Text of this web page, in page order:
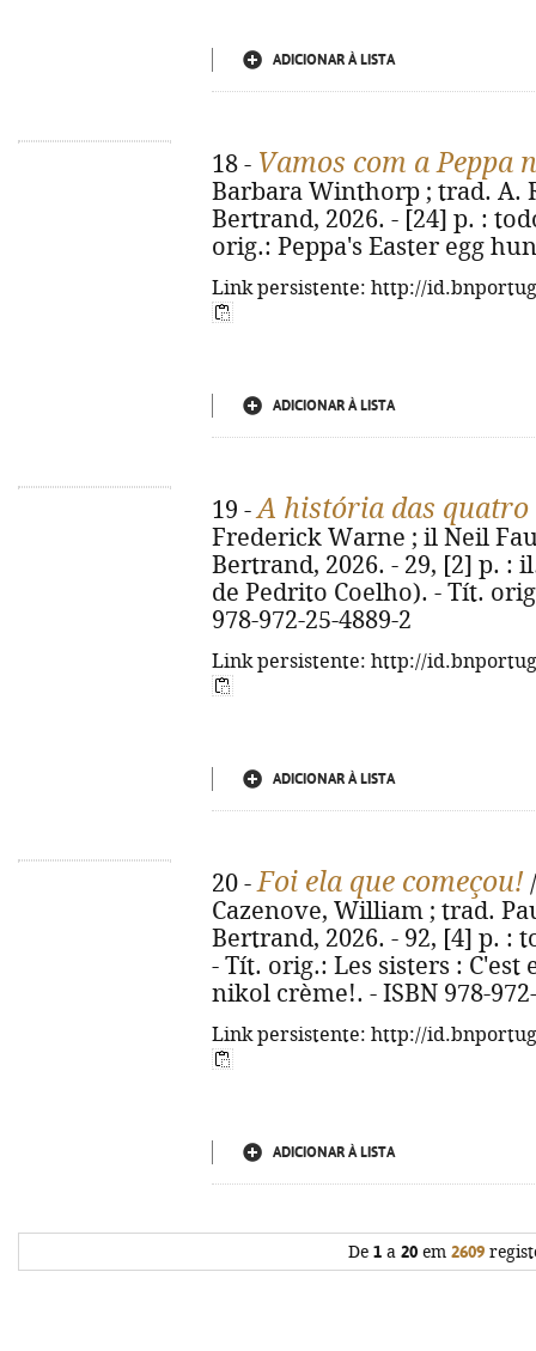
ADICIONAR À LISTA
18 - Vamos com a Peppa
Barbara Winthorp ; trad. A.
Bertrand, 2026. - [24] p. :
orig.: Peppa's Easter egg
Link persistente: http://
ADICIONAR À LISTA
19 -A história das quatro
Frederick Warne ; il Neil
Bertrand, 2026. - 29, [2] p. :
de Pedrito Coelho). - Tít.
978-972-25-4889-2
Link persistente: http://
ADICIONAR À LISTA
20 -Foi ela que começou!
Cazenove, William ; trad.
Bertrand, 2026. - 92, [4] p. :
- Tít. orig.: Les sisters : C'est
nikol crème!. - ISBN 978-
Link persistente: http://
ADICIONAR À LISTA
De 1a 20em 2609